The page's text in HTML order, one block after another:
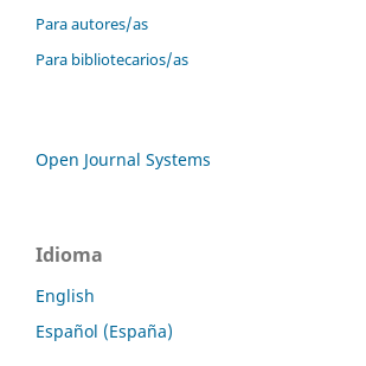
Para autores/as
Para bibliotecarios/as
Open Journal Systems
Idioma
English
Español (España)